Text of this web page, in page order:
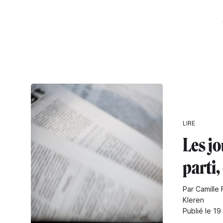
LIRE
Les
parti,
Par Camille
Kleren
Publié le